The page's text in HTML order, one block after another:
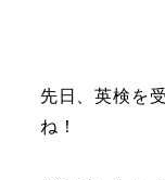
先日、英検を
ね！